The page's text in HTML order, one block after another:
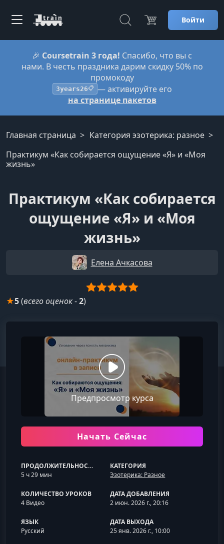
Войти
🎉 Coursetrain 3 года! Спасибо, что вы с
нами. В честь праздника дарим скидку 50% по
промокоду
3years26📋 — активируйте его
на странице пакетов
Главная страница
Категория эзотерика: разное
Практикум «Как собирается ощущение «Я» и «Моя
жизнь»
Практикум «Как собирается
ощущение «Я» и «Моя
жизнь»
Елена Ачкасова
★5(всего оценок-2)
Предпросмотр курса
Начать Сейчас
ПРОДОЛЖИТЕЛЬНОСТЬ
5 ч 29 мин
КАТЕГОРИЯ
Эзотерика: Разное
КОЛИЧЕСТВО УРОКОВ
4 Видео
ДАТА ДОБАВЛЕНИЯ
2 июн. 2026 г., 20:16
ЯЗЫК
Русский
ДАТА ВЫХОДА
25 янв. 2026 г., 10:00